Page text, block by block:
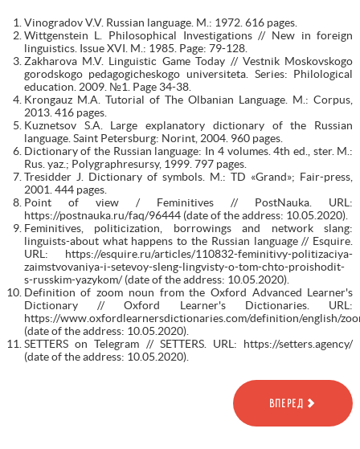
Vinogradov V.V. Russian language. M.: 1972. 616 pages.
Wittgenstein L. Philosophical Investigations // New in foreign
linguistics. Issue XVI. M.: 1985. Page: 79-128.
Zakharova M.V. Linguistic Game Today // Vestnik Moskovskogo
gorodskogo pedagogicheskogo universiteta. Series: Philological
education. 2009. №1. Page 34-38.
Krongauz M.A. Tutorial of The Olbanian Language. M.: Corpus,
2013. 416 pages.
Kuznetsov S.A. Large explanatory dictionary of the Russian
language. Saint Petersburg: Norint, 2004. 960 pages.
Dictionary of the Russian language: In 4 volumes. 4th ed., ster. M.:
Rus. yaz.; Polygraphresursy, 1999. 797 pages.
Tresidder J. Dictionary of symbols. M.: TD «Grand»; Fair-press,
2001. 444 pages.
Point of view / Feminitives // PostNauka. URL:
https://postnauka.ru/faq/96444 (date of the address: 10.05.2020).
Feminitives, politicization, borrowings and network slang:
linguists-about what happens to the Russian language // Esquire.
URL: https://esquire.ru/articles/110832-feminitivy-politizaciya-
zaimstvovaniya-i-setevoy-sleng-lingvisty-o-tom-chto-proishodit-
s-russkim-yazykom/ (date of the address: 10.05.2020).
Definition of zoom noun from the Oxford Advanced Learner's
Dictionary // Оxford Learner's Dictionaries. URL:
https://www.oxfordlearnersdictionaries.com/definition/english/
(date of the address: 10.05.2020).
SETTERS on Telegram // SETTERS. URL: https://setters.agency/
(date of the address: 10.05.2020).
ВПЕРЕД